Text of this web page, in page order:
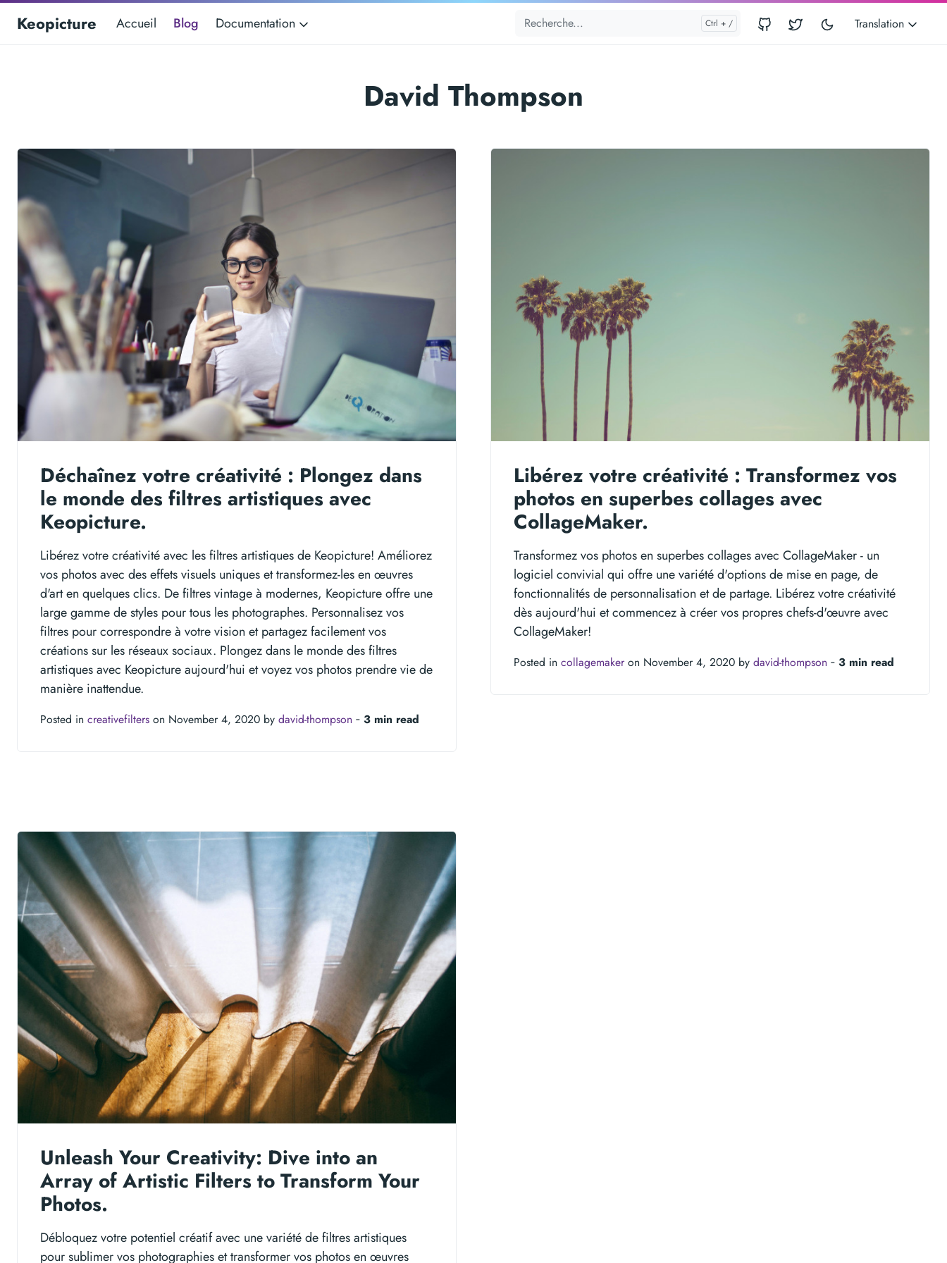
Keopicture Accueil Blog Documentation Translation
David Thompson
Déchaînez votre créativité : Plongez dans
le monde des filtres artistiques avec
Keopicture.
Libérez votre créativité avec les filtres artistiques de Keopicture! Améliorez
vos photos avec des effets visuels uniques et transformez-les en œuvres
d'art en quelques clics. De filtres vintage à modernes, Keopicture offre une
large gamme de styles pour tous les photographes. Personnalisez vos
filtres pour correspondre à votre vision et partagez facilement vos
créations sur les réseaux sociaux. Plongez dans le monde des filtres
artistiques avec Keopicture aujourd'hui et voyez vos photos prendre vie de
manière inattendue.
Posted in creativefilters on November 4, 2020 by david-thompson ‐ 3 min read
Libérez votre créativité : Transformez vos
photos en superbes collages avec
CollageMaker.
Transformez vos photos en superbes collages avec CollageMaker - un
logiciel convivial qui offre une variété d'options de mise en page, de
fonctionnalités de personnalisation et de partage. Libérez votre créativité
dès aujourd'hui et commencez à créer vos propres chefs-d'œuvre avec
CollageMaker!
Posted in collagemaker on November 4, 2020 by david-thompson ‐ 3 min read
Unleash Your Creativity: Dive into an
Array of Artistic Filters to Transform Your
Photos.
Débloquez votre potentiel créatif avec une variété de filtres artistiques
pour sublimer vos photographies et transformer vos photos en œuvres